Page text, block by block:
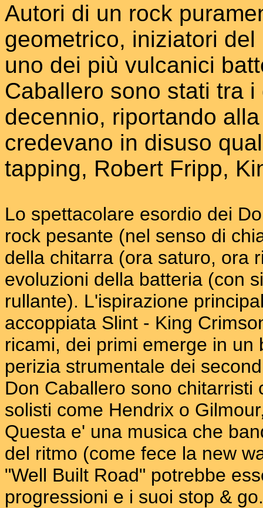
Autori di un rock
geometrico, iniziatori
uno dei più vulcanici
Caballero sono stati tra
decennio, riportando
credevano in disuso
tapping, Robert Fripp,
Lo spettacolare esordio dei
rock pesante (nel senso di
della chitarra (ora saturo, ora
evoluzioni della batteria (con
rullante). L'ispirazione
accoppiata Slint - King
ricami, dei primi emerge in
perizia strumentale dei
Don Caballero sono
solisti come Hendrix o
Questa e' una musica che
del ritmo (come fece la new
"Well Built Road" potrebbe
progressioni e i suoi stop & go.